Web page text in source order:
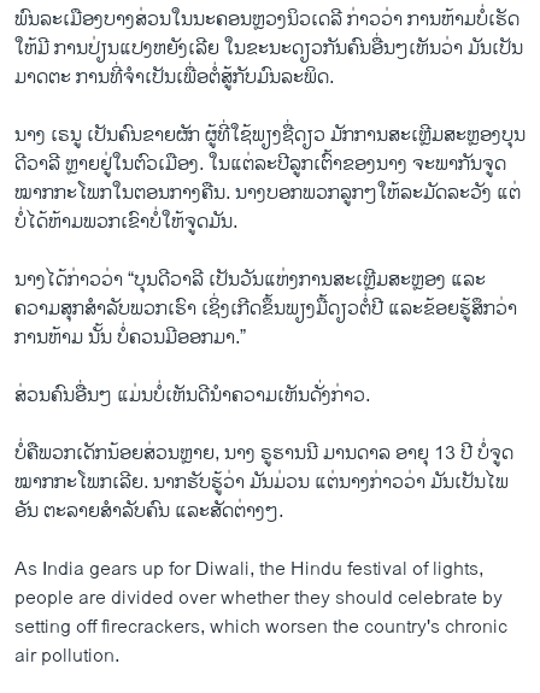
ພົນລະເມືອງບາງສ່ວນໃນນະຄອນຫຼວງນິວເດລີ ກ່າວວ່າ ການຫ້າມບໍ່ເຮັດ
ໃຫ້ມີ ການປ່ຽນແປງຫຍັງເລີຍ ໃນຂະ​ນະດຽວກັນຄົນອື່ນໆເຫັນວ່າ ມັນເປັນ
ມາດຕະ ການທີ່ຈຳເປັນເພື່ອຕໍ່ສູ້ກັບມົນລະພິດ.
ນາງ ເຣນູ ເປັນຄົນຂາຍຜັກ ຜູ້ທີ່ໃຊ້ພຽງຊື່ດຽວ ມັກການສະເຫຼີມສະຫຼອງບຸນ
ດີວາລີ ຫຼາຍຢູ່ໃນຕົວເມືອງ. ໃນແຕ່ລະປີລູກເຕົ້າຂອງນາງ ຈະພາກັນຈູດ
ໝາກກະໂພກໃນຕອນກາງຄືນ. ນາງບອກພວກລູກໆໃຫ້ລະມັດລະວັງ ແຕ່
ບໍ່ໄດ້ຫ້າມພວກເຂົາບໍ່ໃຫ້ຈູດມັນ.
ນາງໄດ້ກ່າວວ່າ “ບຸນດີວາລີ ເປັນວັນແຫ່ງການສະເຫຼີມສະຫຼອງ ແລະ
ຄວາມ​ສຸກສຳລັບພວກເຮົາ ເຊິ່ງເກີດ​ຂຶ້ນພຽງມື້ດຽວຕໍ່ປີ ແລະຂ້ອຍຮູ້ສຶກວ່າ
ການຫ້າມ ນັ້ນ ບໍ່ຄວນມີອອກມາ.”
ສ່ວນຄົນອື່ນໆ ແມ່ນບໍ່ເຫັນດີນຳຄວາມເຫັນດັ່ງກ່າວ.
ບໍ່ຄືພວກເດັກນ້ອຍສ່ວນຫຼາຍ, ນາງ ຣູຮານນີ ມານດາລ ອາຍຸ 13 ປີ ບໍ່ຈູດ
ໝາກກະໂພກເລີຍ. ນາກຮັບຮູ້ວ່າ ມັນມ່ວນ ແຕ່ນາງກ່າວວ່າ ມັນເປັນໄພ
ອັນ ຕະລາຍສຳລັບຄົນ ແລະສັດຕ່າງໆ.
As India gears up for Diwali, the Hindu festival of lights,
people are divided over whether they should celebrate by
setting off firecrackers, which worsen the country's chronic
air pollution.